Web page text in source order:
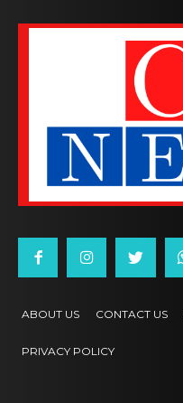
ABOUT US CONTACT US
PRIVACY POLICY